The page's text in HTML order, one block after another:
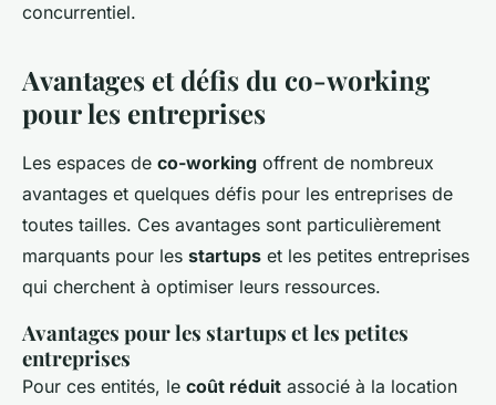
concurrentiel.
Avantages et défis du co-working
pour les entreprises
Les espaces de co-working offrent de nombreux
avantages et quelques défis pour les entreprises de
toutes tailles. Ces avantages sont particulièrement
marquants pour les startups et les petites entreprises
qui cherchent à optimiser leurs ressources.
Avantages pour les startups et les petites
entreprises
Pour ces entités, le coût réduit associé à la location